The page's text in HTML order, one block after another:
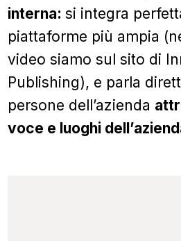
interna:si integra
piattaforme più ampia
video siamo sul sito di
Publishing), e parla
persone dell’azienda
voce e luoghi